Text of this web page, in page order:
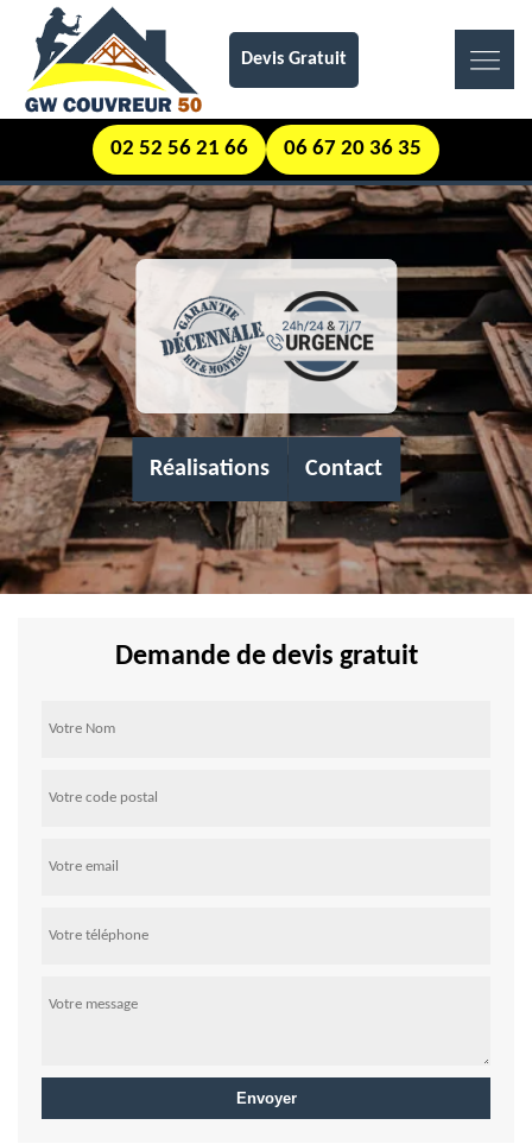
Devis Gratuit
02 52 56 21 66 06 67 20 36 35
Réalisations Contact
Demande de devis gratuit